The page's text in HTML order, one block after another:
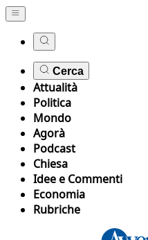
Cerca
Attualità
Politica
Mondo
Agorà
Podcast
Chiesa
Idee e Commenti
Economia
Rubriche